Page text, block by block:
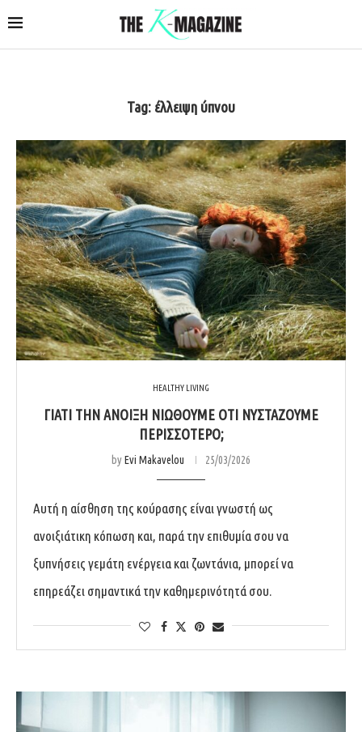
Tag: έλλειψη ύπνου
HEALTHY LIVING
ΓΙΑΤΊ ΤΗΝ ΆΝΟΙΞΗ ΝΙΏΘΟΥΜΕ ΌΤΙ ΝΥΣΤΆΖΟΥΜΕ
ΠΕΡΙΣΣΌΤΕΡΟ;
byEvi Makavelou 25/03/2026
Αυτή η αίσθηση της κούρασης είναι γνωστή ως
ανοιξιάτικη κόπωση και, παρά την επιθυμία σου να
ξυπνήσεις γεμάτη ενέργεια και ζωντάνια, μπορεί να
επηρεάζει σημαντικά την καθημερινότητά σου.